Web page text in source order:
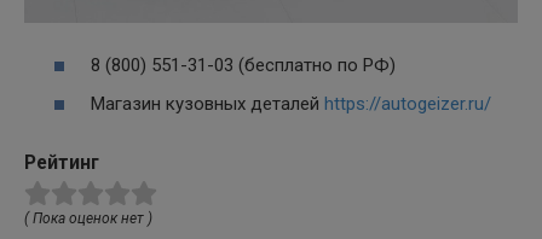
8 (800) 551-31-03 (бесплатно по РФ)
Магазин кузовных деталей https://autogeizer.ru/
Рейтинг
( Пока оценок нет )